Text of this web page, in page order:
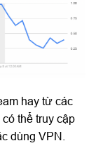
hay từ các
thể truy cập
dùng VPN.